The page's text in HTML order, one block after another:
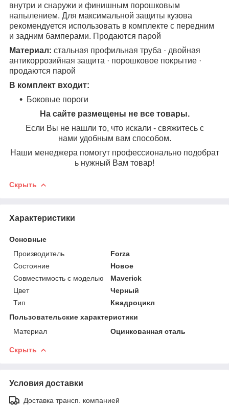
внутри и снаружи и финишным порошковым
напылением. Для максимальной защиты кузова
рекомендуется использовать в комплекте с передним
и задним бамперами. Продаются парой
Материал: стальная профильная труба · двойная
антикоррозийная защита · порошковое покрытие ·
продаются парой
В комплект входит:
Боковые пороги
На сайте размещены не все товары.
Если Вы не нашли то, что искали - свяжитесь с
нами удобным вам способом.
Наши менеджера помогут профессионально подобрат
ь нужный Вам товар!
Скрыть
Характеристики
Основные
Производитель
Forza
Состояние
Новое
Совместимость с моделью
Maverick
Цвет
Черный
Тип
Квадроцикл
Пользовательские характеристики
Материал
Оцинкованная сталь
Скрыть
Условия доставки
Доставка трансп. компанией